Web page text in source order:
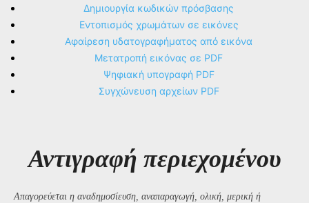
Δημιουργία κωδικών πρόσβασης
Εντοπισμός χρωμάτων σε εικόνες
Αφαίρεση υδατογραφήματος από εικόνα
Μετατροπή εικόνας σε PDF
Ψηφιακή υπογραφή PDF
Συγχώνευση αρχείων PDF
Αντιγραφή περιεχομένου
Απαγορεύεται η αναδημοσίευση, αναπαραγωγή, ολική, μερική ή